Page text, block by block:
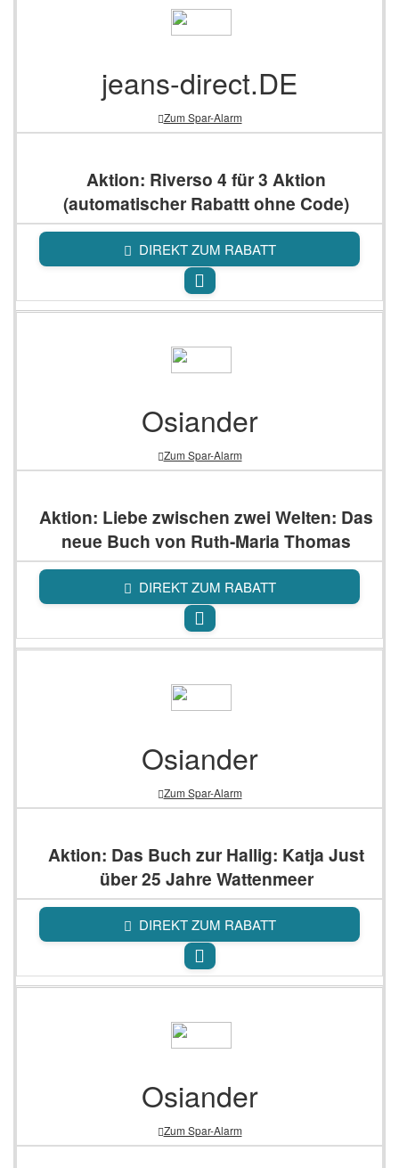
jeans-direct.DE
Zum Spar-Alarm
Aktion: Riverso 4 für 3 Aktion
(automatischer Rabattt ohne Code)
DIREKT ZUM RABATT
Osiander
Zum Spar-Alarm
Aktion: Liebe zwischen zwei Welten: Das
neue Buch von Ruth-Maria Thomas
DIREKT ZUM RABATT
Osiander
Zum Spar-Alarm
Aktion: Das Buch zur Hallig: Katja Just
über 25 Jahre Wattenmeer
DIREKT ZUM RABATT
Osiander
Zum Spar-Alarm